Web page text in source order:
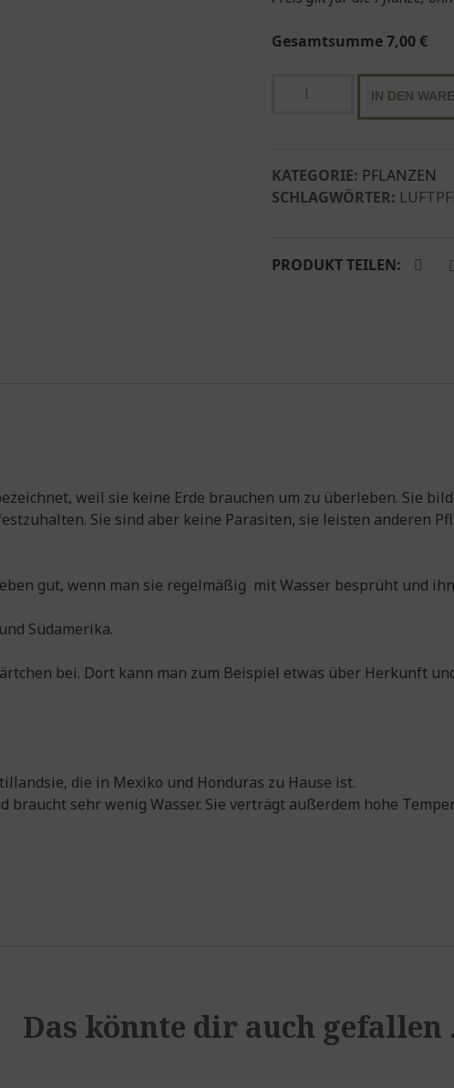
Gesamtsumme7,00€
Tillandsia
IN DEN
KATEGORIE: PFLANZEN
SCHLAGWÖRTER:
PRODUKT TEILEN:
weil sie keine Erde brauchen um zu überleben. Sie
Sie sind aber keine Parasiten, sie leisten anderen
gut, wenn man sie regelmäßig mit Wasser besprüht und
Südamerika.
bei. Dort kann man zum Beispiel etwas über Herkunft
die in Mexiko und Hon­du­ras zu Hause ist.
braucht sehr wenig Was­ser. Sie ver­trägt außer­dem hohe
Das könnte dir auch gefallen